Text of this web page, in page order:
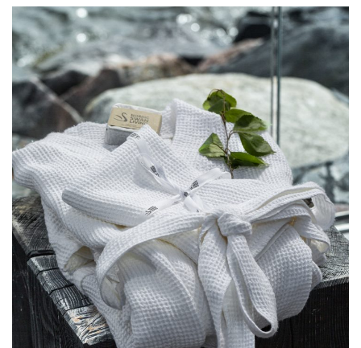
PELLAVA LUOTO VOHVELIKYLPYTAKKI
VALITSE VAIHTOEHDOISTA